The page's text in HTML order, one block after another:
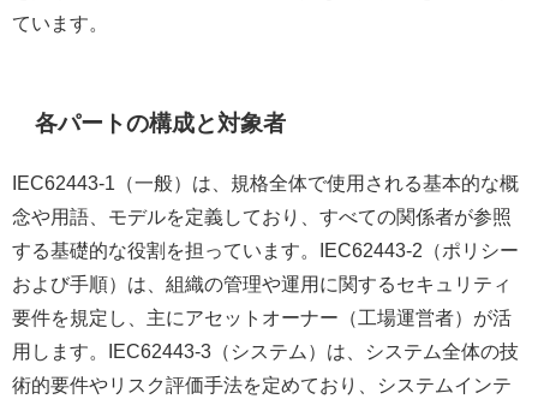
ています。
各パートの構成と対象者
IEC62443-1（一般）は、規格全体で使用される基本的な概
念や用語、モデルを定義しており、すべての関係者が参照
する基礎的な役割を担っています。IEC62443-2（ポリシー
および手順）は、組織の管理や運用に関するセキュリティ
要件を規定し、主にアセットオーナー（工場運営者）が活
用します。IEC62443-3（システム）は、システム全体の技
術的要件やリスク評価手法を定めており、システムインテ